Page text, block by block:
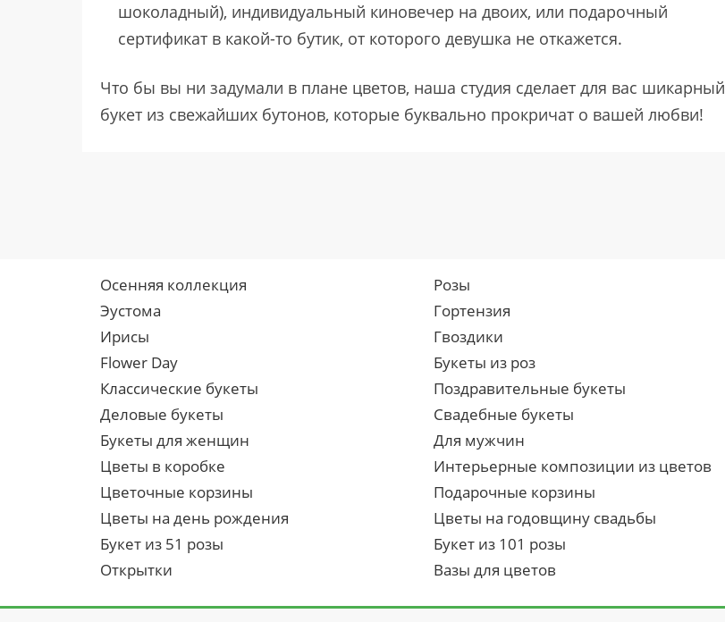
шоколадный), индивидуальный киновечер на двоих, или подарочный
сертификат в какой-то бутик, от которого девушка не откажется.
Что бы вы ни задумали в плане цветов, наша студия сделает для вас шикарный
букет из свежайших бутонов, которые буквально прокричат о вашей любви!
Осенняя коллекция Розы
Эустома
Гортензия
Ирисы
Гвоздики
Flower Day
Букеты из роз
Классические букеты
Поздравительные букеты
Деловые букеты
Свадебные букеты
Букеты для женщин
Для мужчин
Цветы в коробке
Интерьерные композиции из цветов
Цветочные корзины
Подарочные корзины
Цветы на день рождения
Цветы на годовщину свадьбы
Букет из 51 розы
Букет из 101 розы
Открытки
Вазы для цветов